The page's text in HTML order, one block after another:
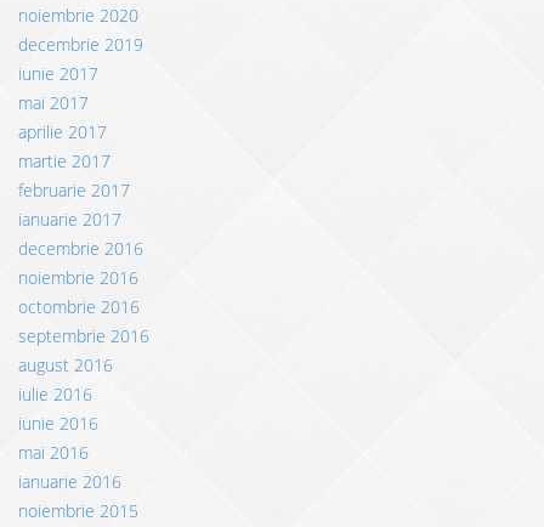
noiembrie 2020
decembrie 2019
iunie 2017
mai 2017
aprilie 2017
martie 2017
februarie 2017
ianuarie 2017
decembrie 2016
noiembrie 2016
octombrie 2016
septembrie 2016
august 2016
iulie 2016
iunie 2016
mai 2016
ianuarie 2016
noiembrie 2015